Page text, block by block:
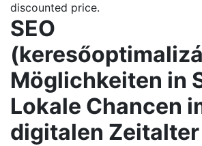
discounted price.
SEO
Möglichkeiten in
Lokale Chancen
digitalen Zeitalter